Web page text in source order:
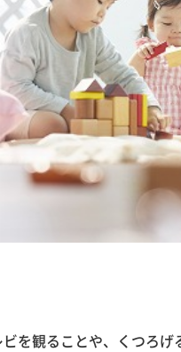
を観ることや、くつろ